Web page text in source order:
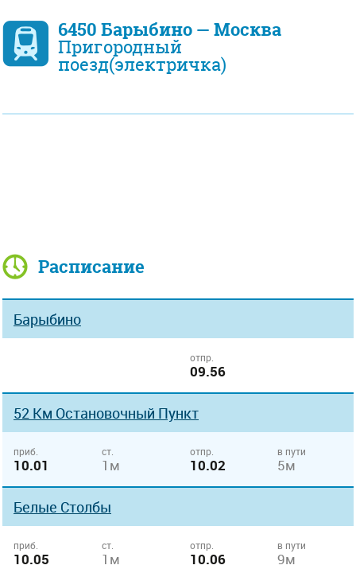
6450 Барыбино — Москва
Пригородный
поезд(электричка)
Расписание
Барыбино
отпр.
09.56
52 Км Остановочный Пункт
приб.
10.01
ст.
1м
отпр.
10.02
в пути
5м
Белые Столбы
приб.
10.05
ст.
1м
отпр.
10.06
в пути
9м